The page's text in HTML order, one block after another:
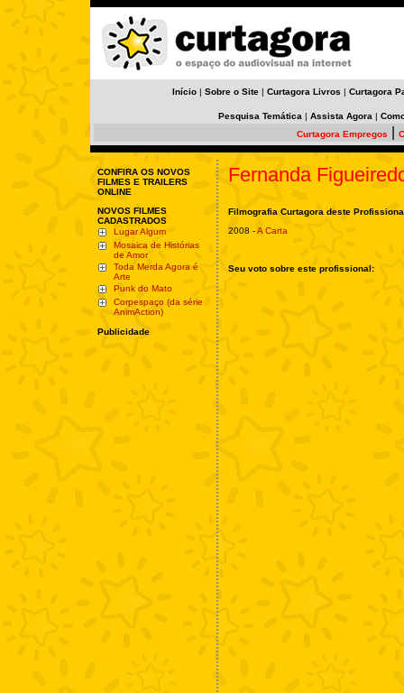
Início | Sobre o Site | Curtagora Livros | Curtagora
Pesquisa Temática | Assista Agora |
Curtagora Empregos
CONFIRA OS NOVOS
FILMES E TRAILERS
ONLINE
NOVOS FILMES
CADASTRADOS
Lugar Algum
Mosaica de Histórias
de Amor
Toda Merda Agora é
Arte
Punk do Mato
Corpespaço (da série
AnimAction)
Publicidade
Fernanda
Filmografia Curtagora deste
2008 -A Carta
Seu voto sobre este profissional: